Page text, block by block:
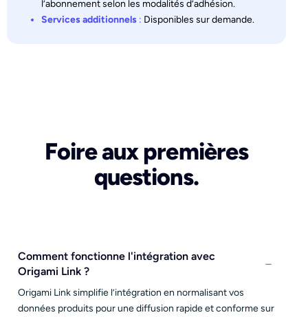
l’abonnement selon les modalités d’adhésion.
Services additionnels : Disponibles sur demande.
Foire aux premières
questions.
Comment fonctionne l'intégration avec
Origami Link ?
Origami Link simplifie l’intégration en normalisant vos
données produits pour une diffusion rapide et conforme sur